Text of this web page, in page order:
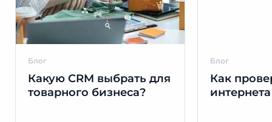
Блог
Какую CRM выбрать для
товарного бизнеса?
Блог
Как
интернета